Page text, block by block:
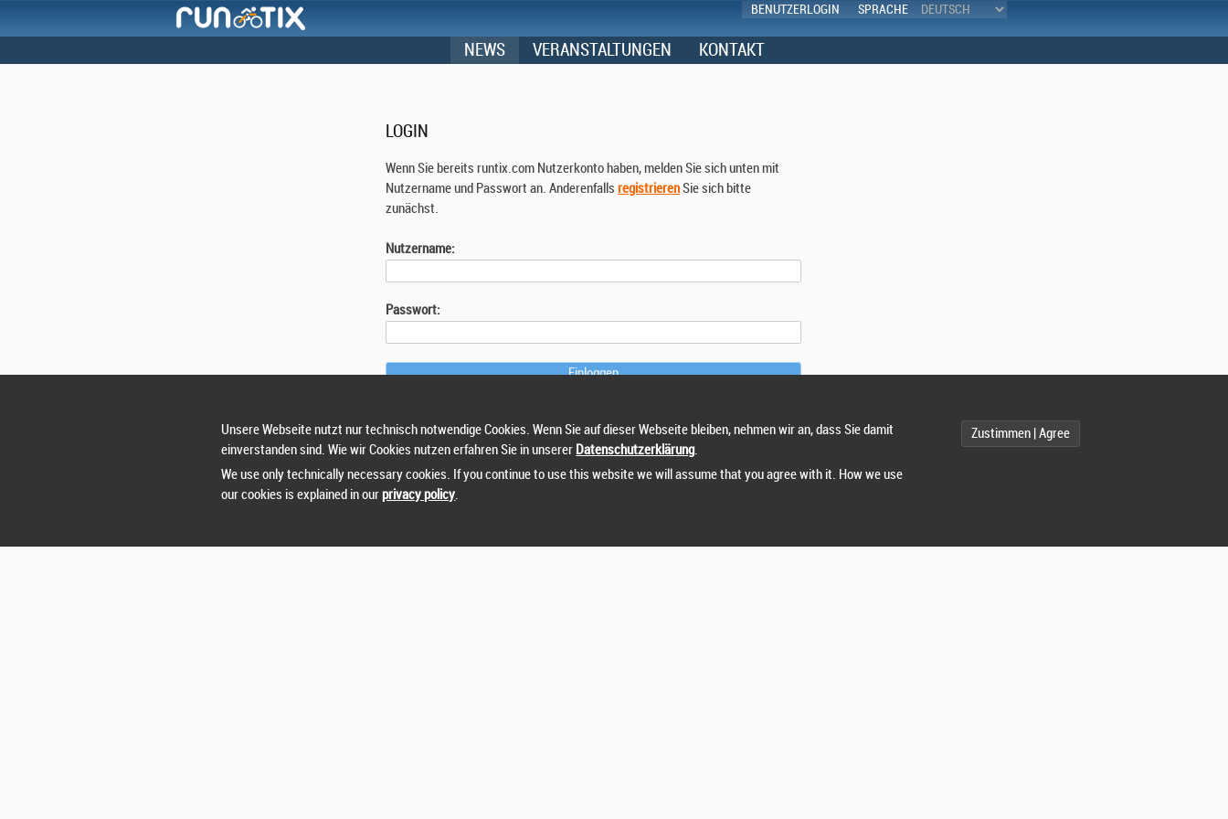
BENUTZERLOGIN SPRACHE
NEWS VERANSTALTUNGEN KONTAKT
LOGIN
Wenn Sie bereits runtix.com Nutzerkonto haben, melden Sie sich unten mit
Nutzername und Passwort an. Anderenfalls registrierenSie sich bitte
zunächst.
Nutzername:
Passwort:
Sie können sich nicht einloggen? Kontaktieren Sie uns unter:
Zustimmen | Agree
Unsere Webseite nutzt nur technisch notwendige Cookies. Wenn Sie auf dieser Webseite bleiben, nehmen wir an, dass Sie damit
einverstanden sind. Wie wir Cookies nutzen erfahren Sie in unserer Datenschutzerklärung.
We use only technically necessary cookies. If you continue to use this website we will assume that you agree with it. How we use
our cookies is explained in ourprivacy policy.